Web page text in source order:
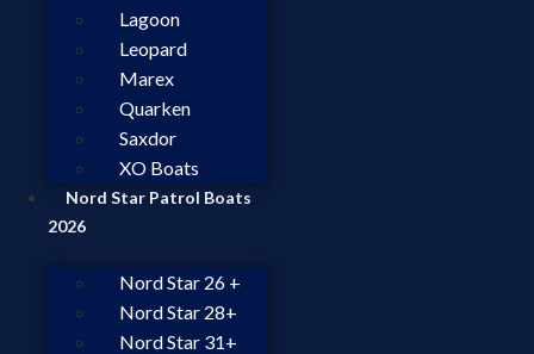
Lagoon
Leopard
Marex
Quarken
Saxdor
XO Boats
Nord Star Patrol Boats
2026
Nord Star 26 +
Nord Star 28+
Nord Star 31+